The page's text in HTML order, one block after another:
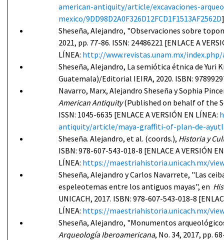
american-antiquity/article/excavaciones-
mexico/9DD98D2A0F326D12FCD1F1513AF2562D]
Sheseña, Alejandro, "Observaciones sobre
2021, pp. 77-86. ISSN: 24486221 [ENLACE A
LÍNEA: http://www.revistas.unam.mx/
Sheseña, Alejandro, La semiótica étnica de Yuri
Guatemala)/Editorial IEIRA, 2020. ISBN:
Navarro, Marx, Alejandro Sheseña y Sophia
American Antiquity(Published on behalf of the
ISSN: 1045-6635 [ENLACE A VERSIÓN EN LÍNEA:
antiquity/article/maya-graffiti-of-plan-de-ayutla-
Sheseña. Alejandro, et al. (coords.), Historia y
ISBN: 978-607-543-018-8 [ENLACE A VERSIÓN EN
LÍNEA: https://maestriahistoria.unicach.mx/
Sheseña, Alejandro y Carlos Navarrete, "Las
espeleotemas entre los antiguos mayas", en
UNICACH, 2017. ISBN: 978-607-543-018-8
LÍNEA: https://maestriahistoria.unicach.mx/
Sheseña, Alejandro, "Monumentos
Arqueología Iberoamericana, No. 34, 2017, pp.